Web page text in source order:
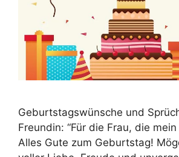
Geburtstagswünsche und
Freundin: “Für die Frau, die
Alles Gute zum Geburtstag!